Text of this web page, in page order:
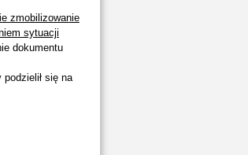
zmobilizowanie
sytuacji
dokumentu
podzielił się na